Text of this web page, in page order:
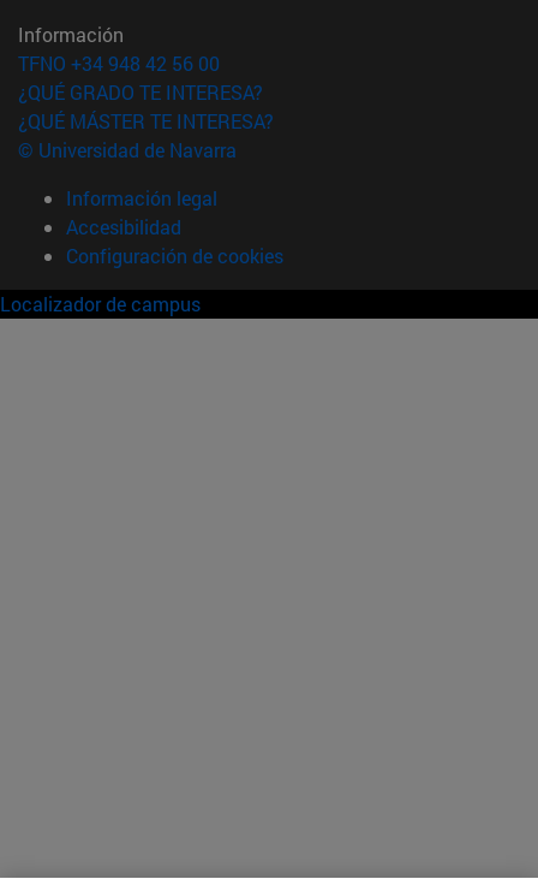
Información
TFNO +34 948 42 56 00
¿QUÉ GRADO TE INTERESA?
¿QUÉ MÁSTER TE INTERESA?
© Universidad de Navarra
Información legal
Accesibilidad
Configuración de cookies
Localizador de campus